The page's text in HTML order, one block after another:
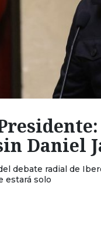
Daniel
debate radial de
estará solo